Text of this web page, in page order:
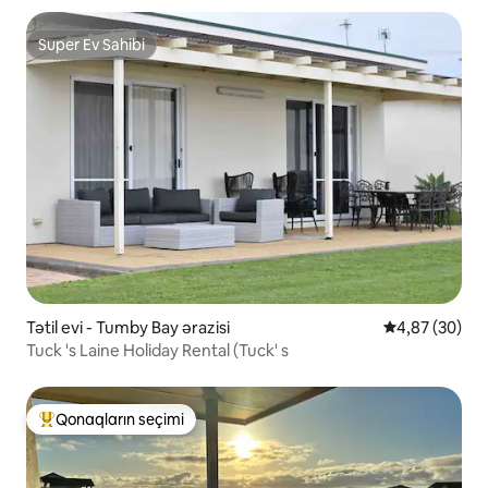
Super Ev Sahibi
Super Ev Sahibi
Tətil evi - Tumby Bay ərazisi Ortalama
4,87 (30)
Tuck 's Laine Holiday Rental (Tuck' s
Populyar "Qonaqların seçimi"
Qonaqların seçimi